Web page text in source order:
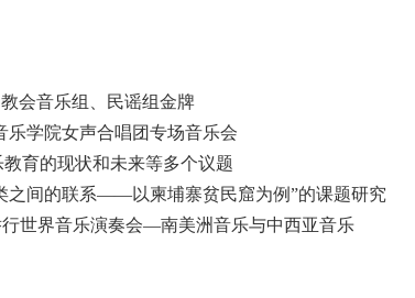
会音乐组、民谣组金牌
学院女声合唱团专场音乐会
教育的现状和未来等多个议题
之间的联系——以柬埔寨贫民窟为例”的课题研究
行世界音乐演奏会—南美洲音乐与中西亚音乐